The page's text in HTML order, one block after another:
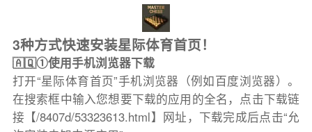
3种方式快速安装星际体育首页！
🇦🇶①使用手机浏览器下载
打开“星际体育首页”手机浏览器（例如百度浏览器）。
在搜索框中输入您想要下载的应用的全名，点击下载链
接【/8407d/53323613.html】网址，下载完成后点击“允